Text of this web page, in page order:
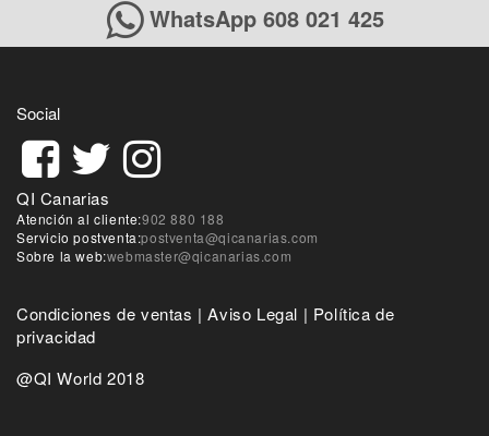
WhatsApp 608 021 425
Social
QI Canarias
Atención al cliente:902 880 188
Servicio postventa:postventa@qicanarias.com
Sobre la web:webmaster@qicanarias.com
Condiciones de ventas |Aviso Legal | Política de
privacidad
@QI World 2018